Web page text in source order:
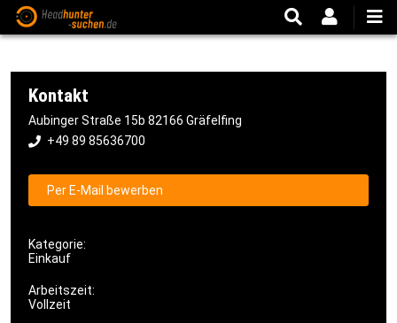
Direkt
zum
Kontakt
Aubinger Straße 15b 82166 Gräfelfing
+49 89 85636700
Per E-Mail bewerben
Kategorie
Einkauf
Arbeitszeit
Vollzeit